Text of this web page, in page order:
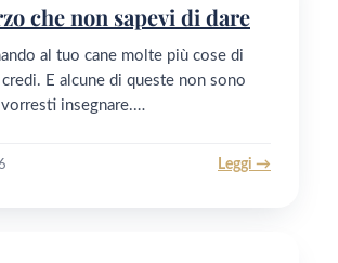
che non sapevi di dare
al tuo cane molte più cose di
E alcune di queste non sono
insegnare.…
Leggi →